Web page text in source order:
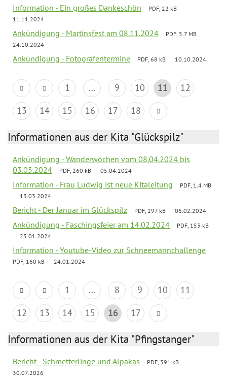
Information - Ein großes Dankeschön
PDF, 22 kB
11.11.2024
Ankündigung - Martinsfest am 08.11.2024
PDF, 5.7 MB
24.10.2024
Ankündigung - Fotografentermine PDF, 68 kB 10.10.2024
1 ... 9 10 11
12
13
14 15 16 17 18
Informationen aus der Kita "Glückspilz"
Ankündigung - Wanderwochen vom 08.04.2024 bis
03.05.2024
PDF, 260 kB 05.04.2024
Information - Frau Ludwig ist neue Kitaleitung
PDF, 1.4 MB
13.03.2024
Bericht - Der Januar im Glückspilz PDF, 297 kB 06.02.2024
Ankündigung - Faschingsfeier am 14.02.2024
PDF, 153 kB
25.01.2024
Information - Youtube-Video zur Schneemannchallenge
PDF, 160 kB 24.01.2024
1 ... 8 9 10
11
12
13 14 15 16 17
Informationen aus der Kita "Pfingstanger"
Bericht - Schmetterlinge und Alpakas
PDF, 391 kB
30.07.2026